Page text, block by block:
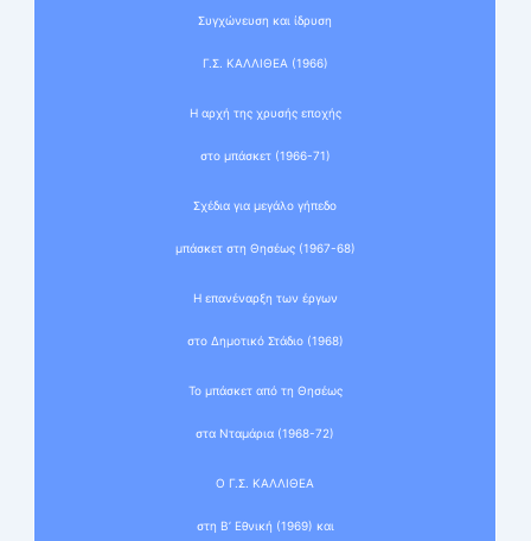
Συγχώνευση και ίδρυση
Γ.Σ. ΚΑΛΛΙΘΕΑ (1966)
Η αρχή της χρυσής εποχής
στο μπάσκετ (1966-71)
Σχέδια για μεγάλο γήπεδο
μπάσκετ στη Θησέως (1967-68)
Η επανέναρξη των έργων
στο Δημοτικό Στάδιο (1968)
Το μπάσκετ από τη Θησέως
στα Νταμάρια (1968-72)
Ο Γ.Σ. ΚΑΛΛΙΘΕΑ
στη Β’ Εθνική (1969) και